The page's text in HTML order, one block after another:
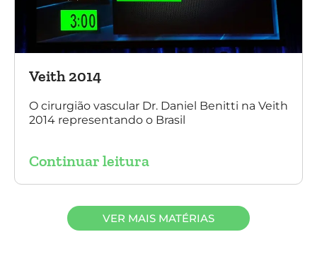
Veith 2014
O cirurgião vascular Dr. Daniel Benitti na Veith
2014 representando o Brasil
Continuar leitura
VER MAIS MATÉRIAS